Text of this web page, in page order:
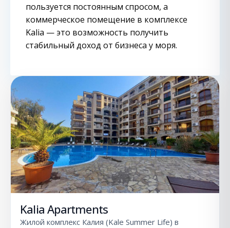
пользуется постоянным спросом, а
коммерческое помещение в комплексе
Kalia — это возможность получить
стабильный доход от бизнеса у моря.
Kalia Apartments
Жилой комплекс Калия (Kale Summer Life) в